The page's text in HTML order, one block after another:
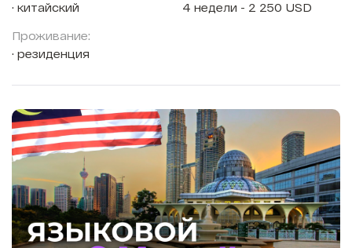
китайский
Проживание:
резиденция
4 недели - 2 250 USD